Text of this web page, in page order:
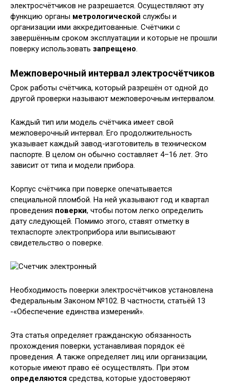
электросчётчиков не разрешается. Осуществляют эту
функцию органы метрологической службы и
организации ими аккредитованные. Счётчики с
завершённым сроком эксплуатации и которые не прошли
поверку использовать запрещено.
Межповерочный интервал электросчётчиков
Срок работы счётчика, который разрешён от одной до
другой проверки называют межповерочным интервалом.
Каждый тип или модель счётчика имеет свой
межповерочный интервал. Его продолжительность
указывает каждый завод-изготовитель в техническом
паспорте. В целом он обычно составляет 4–16 лет. Это
зависит от типа и модели прибора.
Корпус счётчика при поверке опечатывается
специальной пломбой. На ней указывают год и квартал
проведения поверки, чтобы потом легко определить
дату следующей. Помимо этого, ставят отметку в
техпаспорте электроприбора или выписывают
свидетельство о поверке.
Необходимость поверки электросчётчиков установлена
Федеральным Законом №102. В частности, статьёй 13
-«Обеспечение единства измерений».
Эта статья определяет гражданскую обязанность
прохождения поверки, устанавливая порядок её
проведения. А также определяет лиц или организации,
которые имеют право её осуществлять. При этом
определяются средства, которые удостоверяют